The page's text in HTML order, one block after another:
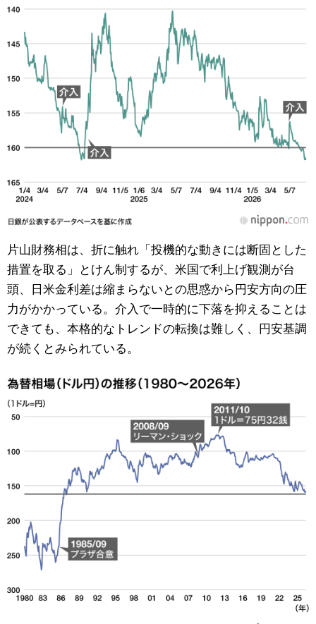
片山財務相は、折に触れ「投機的な動きには断固とした
措置を取る」とけん制するが、米国で利上げ観測が台
頭、日米金利差は縮まらないとの思惑から円安方向の圧
力がかかっている。介入で一時的に下落を抑えることは
できても、本格的なトレンドの転換は難しく、円安基調
が続くとみられている。